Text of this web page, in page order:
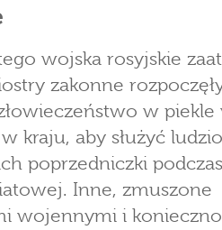
wojska rosyjskie
zakonne
w
w kraju, aby służyć
poprzedniczki
Inne, zmuszone
wojennymi i